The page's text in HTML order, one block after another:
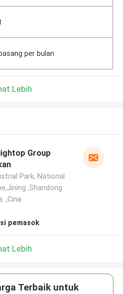
per bulan
Lebih
Group
Park, National
,Shandong
,Cina
pemasok
Lebih
Terbaik untuk